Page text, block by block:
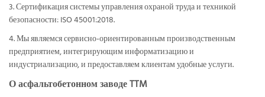
3. Сертификация системы управления охраной труда и техникой
безопасности: ISO 45001:2018.
4. Мы являемся сервисно-ориентированным производственным
предприятием, интегрирующим информатизацию и
индустриализацию, и предоставляем клиентам удобные услуги.
О асфальтобетонном заводе TTM